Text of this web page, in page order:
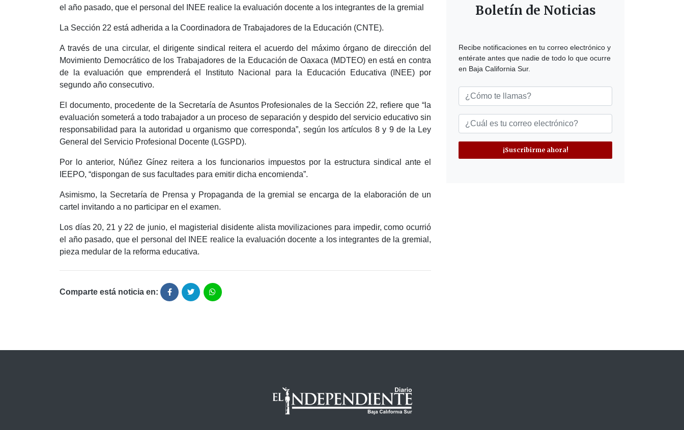
el año pasado, que el personal del INEE realice la evaluación docente a los integrantes de la gremial
La Sección 22 está adherida a la Coordinadora de Trabajadores de la Educación (CNTE).
A través de una circular, el dirigente sindical reitera el acuerdo del máximo órgano de dirección del
Movimiento Democrático de los Trabajadores de la Educación de Oaxaca (MDTEO) en está en contra
de la evaluación que emprenderá el Instituto Nacional para la Educación Educativa (INEE) por
segundo año consecutivo.
El documento, procedente de la Secretaría de Asuntos Profesionales de la Sección 22, refiere que “la
evaluación someterá a todo trabajador a un proceso de separación y despido del servicio educativo sin
responsabilidad para la autoridad u organismo que corresponda”, según los artículos 8 y 9 de la Ley
General del Servicio Profesional Docente (LGSPD).
Por lo anterior, Núñez Gínez reitera a los funcionarios impuestos por la estructura sindical ante el
IEEPO, “dispongan de sus facultades para emitir dicha encomienda”.
Asimismo, la Secretaría de Prensa y Propaganda de la gremial se encarga de la elaboración de un
cartel invitando a no participar en el examen.
Los días 20, 21 y 22 de junio, el magisterial disidente alista movilizaciones para impedir, como ocurrió
el año pasado, que el personal del INEE realice la evaluación docente a los integrantes de la gremial,
pieza medular de la reforma educativa.
Comparte está noticia en:
Boletín de Noticias
Recibe notificaciones en tu correo electrónico y
entérate antes que nadie de todo lo que ocurre
en Baja California Sur.
¡Suscribirme ahora!